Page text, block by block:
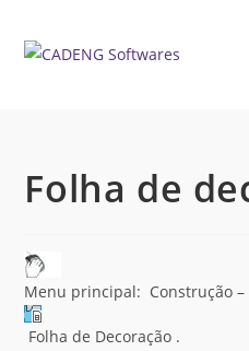
Folha de
Menu principal: Construção
Folha de Decoração .